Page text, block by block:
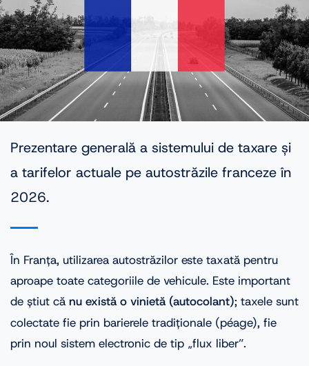
Prezentare generală a sistemului de taxare și
a tarifelor actuale pe autostrăzile franceze în
2026.
În Franța, utilizarea autostrăzilor este taxată pentru
aproape toate categoriile de vehicule. Este important
de știut că nu există o vinietă (autocolant); taxele sunt
colectate fie prin barierele tradiționale (péage), fie
prin noul sistem electronic de tip „flux liber”.